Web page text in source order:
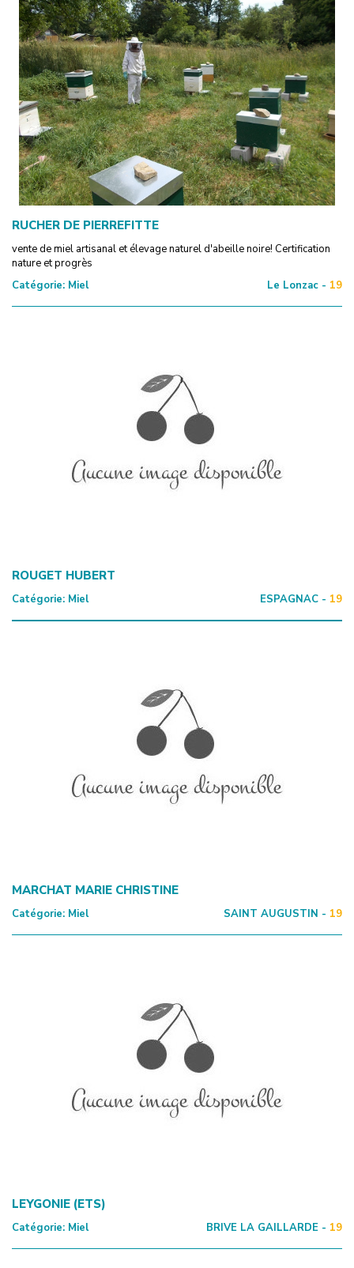
RUCHER DE PIERREFITTE
vente de miel artisanal et élevage naturel d'abeille noire! Certification
nature et progrès
Catégorie: Miel Le Lonzac - 19
ROUGET HUBERT
Catégorie: Miel ESPAGNAC - 19
MARCHAT MARIE CHRISTINE
Catégorie: Miel SAINT AUGUSTIN - 19
LEYGONIE (ETS)
Catégorie: Miel BRIVE LA GAILLARDE - 19